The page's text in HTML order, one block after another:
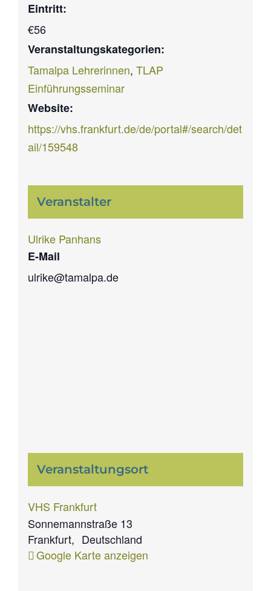
Eintritt:
€56
Veranstaltungskategorien:
Tamalpa Lehrerinnen, TLAP
Einführungsseminar
Website:
https://vhs.frankfurt.de/de/portal#/search/det
ail/159548
Veranstalter
Ulrike Panhans
E-Mail
ulrike@tamalpa.de
Veranstaltungsort
VHS Frankfurt
Sonnemannstraße 13
Frankfurt, Deutschland
Google Karte anzeigen